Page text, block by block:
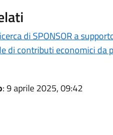
di SPONSOR a
di contributi economici da
: 9 aprile 2025, 09:42